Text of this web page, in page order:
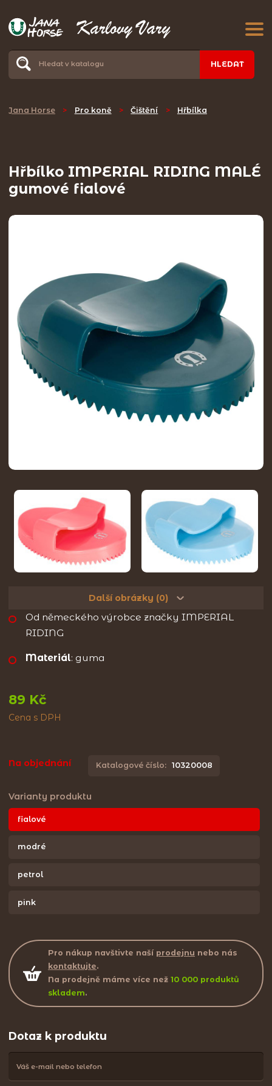
HLEDAT
Jana Horse > Pro koně > Čištění > Hřbílka
Hřbílko IMPERIAL RIDING MALÉ
gumové fialové
Další obrázky (0)
Od německého výrobce značky IMPERIAL
RIDING
Materiál: guma
89 Kč
Cena s DPH
Na objednání Katalogové číslo: 10320008
Varianty produktu
fialové
modré
petrol
pink
Pro nákup navštivte naší prodejnu nebo nás
kontaktujte.
Na prodejně máme více než 10 000 produktů
skladem.
Dotaz k produktu